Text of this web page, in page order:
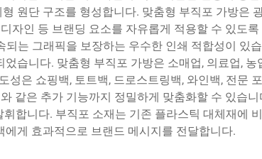
원단 구조를 형성합니다. 맞춤형 부직포 가방은
자인 등 브랜딩 요소를 자유롭게 적용할 수 있도
는 그래픽을 보장하는 우수한 인쇄 적합성이 있
습니다. 맞춤형 부직포 가방은 소매업, 의료업, 농
은 쇼핑백, 토트백, 드로스트링백, 와인백, 전문
같은 추가 기능까지 정밀하게 맞춤화할 수 있습
합니다. 부직포 소재는 기존 플라스틱 대체재에
게 효과적으로 브랜드 메시지를 전달합니다.